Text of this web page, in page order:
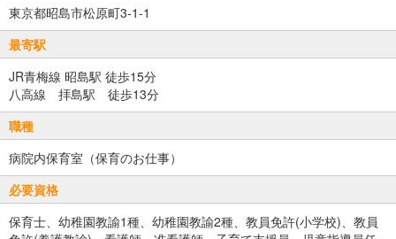
東京都昭島市松原町3-1-1
最寄駅
JR青梅線 昭島駅 徒歩15分
八高線 拝島駅 徒歩13分
職種
病院内保育室（保育のお仕事）
必要資格
保育士、幼稚園教諭1種、幼稚園教諭2種、教員免許(小学校)、教員